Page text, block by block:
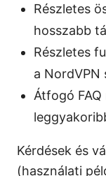
Részletes
hosszabb
Részletes
a NordVPN
Átfogó
Kérdések és
(használati